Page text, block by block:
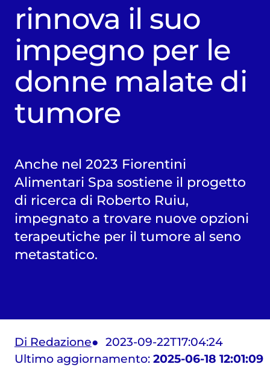
rinnova il suo
impegno per le
donne malate di
tumore
Anche nel 2023 Fiorentini
Alimentari Spa sostiene il progetto
di ricerca di Roberto Ruiu,
impegnato a trovare nuove opzioni
terapeutiche per il tumore al seno
metastatico.
Di Redazione
2023-09-22T17:04:24
Ultimo aggiornamento: 2025-06-18 12:01:09